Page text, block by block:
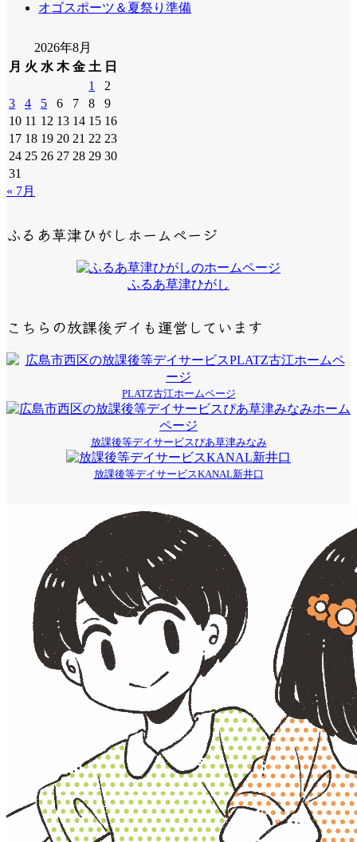
オゴスポーツ＆夏祭り準備
2026年8月
月 火 水 木 金 土 日
1
2
3
4 5 6 7 8
9
10 11 12 13 14 15 16
17 18 19 20 21 22 23
24 25 26 27 28 29 30
31
« 7月
ふるあ草津ひがしホームページ
ふるあ草津ひがし
こちらの放課後デイも運営しています
PLATZ古江ホームページ
放課後等デイサービスぴあ草津みなみ
放課後等デイサービスKANAL新井口